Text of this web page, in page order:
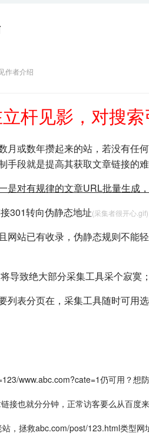
作者介绍
立杆见影 ，对搜
月或数年攒起来的站，若没有
段就是提高其获取文章链接的
是对有规律的文章URL批量生成
301转向伪静态地址(采集者很开心.gif)
网站已有收录，伪静态规则不能
将导致绝大部分采集工具采个寂寞；
列表分页在，采集工具随时可用
www.abc.com?cate=1仍可用？想
接也就分分钟，正常访客要么从百度
，拯救abc.com/post/123.html类型